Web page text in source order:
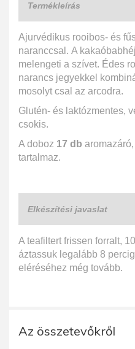
Termékleírás
Ajurvédikus rooibos- és
naranccsal. A
melengeti a szívet. Édes
narancs jegyekkel
mosolyt csal az arcodra.
Glutén- és laktózmentes,
csokis.
A doboz 17 db
tartalmaz.
Elkészítési javaslat
A teafiltert frissen forralt,
áztassuk legalább 8
eléréséhez még tovább.
Az összetevőkről